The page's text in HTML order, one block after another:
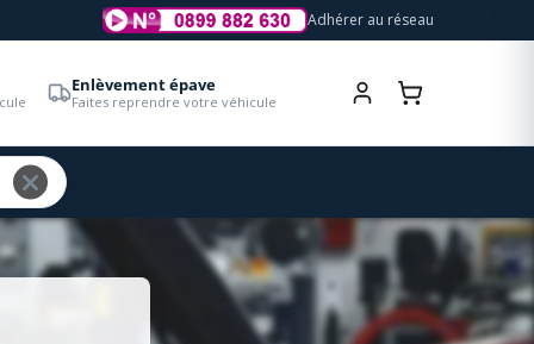
Adhérer au réseau
Enlèvement épave
Faites reprendre votre véhicule